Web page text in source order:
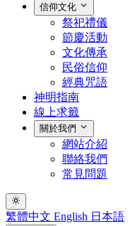
信仰文化
祭祀禮儀
節慶活動
文化傳承
民俗信仰
經典咒語
神明指南
線上求籤
關於我們
網站介紹
聯絡我們
常見問題
繁體中文 English 日本語